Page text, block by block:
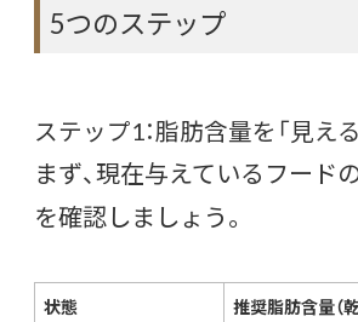
5つのステップ
ステップ1：脂肪含量を「見え
まず、現在与えているフード
を確認しましょう。
状態
推奨脂肪含量（